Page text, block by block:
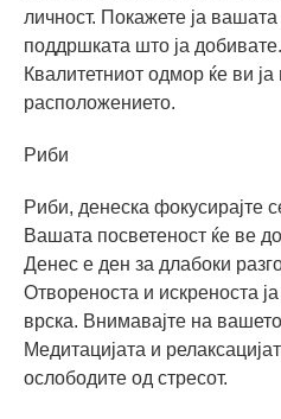
личност. Покажете ја
поддршката што ја
Квалитетниот одмор ќе ви
расположението.
Риби
Риби, денеска фокусирајте
Вашата посветеност ќе ве
Денес е ден за длабоки
Отвореноста и искреноста
врска. Внимавајте на
Медитацијата и
ослободите од стресот.